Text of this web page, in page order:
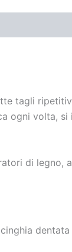
tagli
ogni volta,
di
dentata